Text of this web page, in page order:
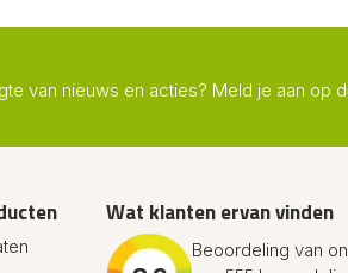
van nieuws en acties? Meld je aan op
Wat klanten ervan vinden
Beoordeling van